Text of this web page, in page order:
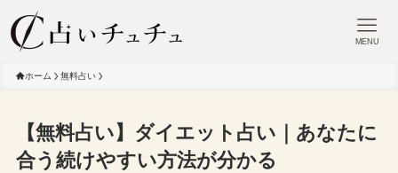
MENU
ホーム 無料占い
【無料占い】ダイエット占い｜あなたに
合う続けやすい方法が分かる